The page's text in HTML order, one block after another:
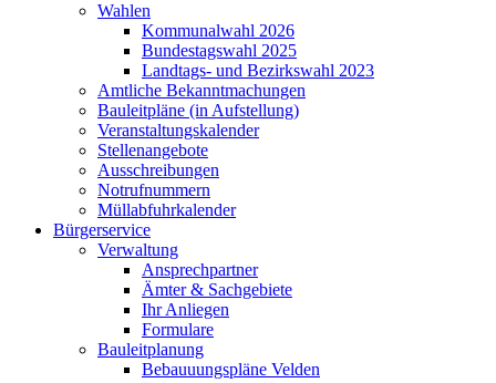
Wahlen
Kommunalwahl 2026
Bundestagswahl 2025
Landtags- und Bezirkswahl 2023
Amtliche Bekanntmachungen
Bauleitpläne (in Aufstellung)
Veranstaltungskalender
Stellenangebote
Ausschreibungen
Notrufnummern
Müllabfuhrkalender
Bürgerservice
Verwaltung
Ansprechpartner
Ämter & Sachgebiete
Ihr Anliegen
Formulare
Bauleitplanung
Bebauuungspläne Velden